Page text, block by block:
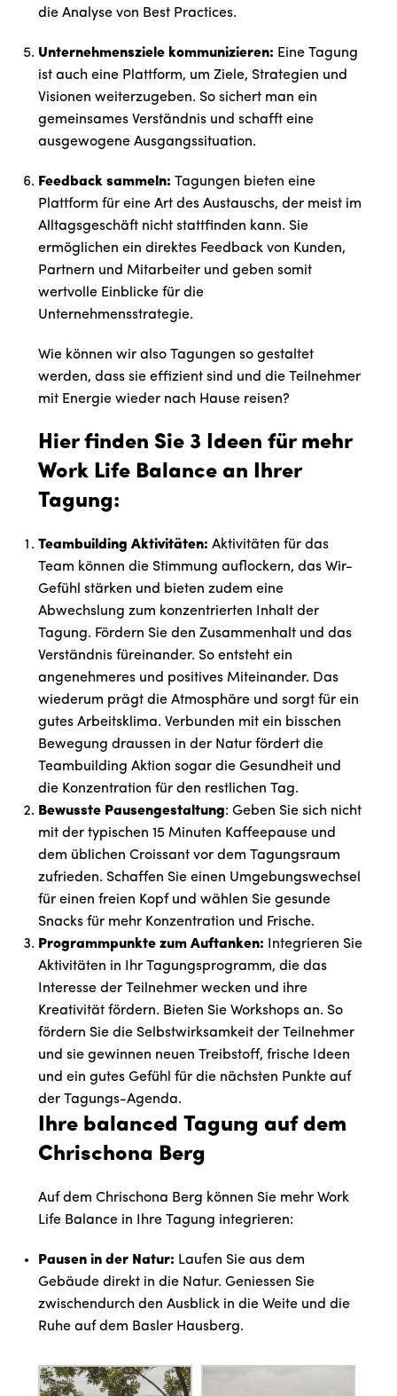
die Analyse von Best Practices.
Unternehmensziele kommunizieren: Eine Tagung
ist auch eine Plattform, um Ziele, Strategien und
Visionen weiterzugeben. So sichert man ein
gemeinsames Verständnis und schafft eine
ausgewogene Ausgangssituation.
Feedback sammeln: Tagungen bieten eine
Plattform für eine Art des Austauschs, der meist im
Alltagsgeschäft nicht stattfinden kann. Sie
ermöglichen ein direktes Feedback von Kunden,
Partnern und Mitarbeiter und geben somit
wertvolle Einblicke für die
Unternehmensstrategie.
Wie können wir also Tagungen so gestaltet
werden, dass sie effizient sind und die Teilnehmer
mit Energie wieder nach Hause reisen?
Hier finden Sie 3 Ideen für mehr
Work Life Balance an Ihrer
Tagung:
Teambuilding Aktivitäten: Aktivitäten für das
Team können die Stimmung auflockern, das Wir-
Gefühl stärken und bieten zudem eine
Abwechslung zum konzentrierten Inhalt der
Tagung. Fördern Sie den Zusammenhalt und das
Verständnis füreinander. So entsteht ein
angenehmeres und positives Miteinander. Das
wiederum prägt die Atmosphäre und sorgt für ein
gutes Arbeitsklima. Verbunden mit ein bisschen
Bewegung draussen in der Natur fördert die
Teambuilding Aktion sogar die Gesundheit und
die Konzentration für den restlichen Tag.
Bewusste Pausengestaltung: Geben Sie sich nicht
mit der typischen 15 Minuten Kaffeepause und
dem üblichen Croissant vor dem Tagungsraum
zufrieden. Schaffen Sie einen Umgebungswechsel
für einen freien Kopf und wählen Sie gesunde
Snacks für mehr Konzentration und Frische.
Programmpunkte zum Auftanken: Integrieren Sie
Aktivitäten in Ihr Tagungsprogramm, die das
Interesse der Teilnehmer wecken und ihre
Kreativität fördern. Bieten Sie Workshops an. So
fördern Sie die Selbstwirksamkeit der Teilnehmer
und sie gewinnen neuen Treibstoff, frische Ideen
und ein gutes Gefühl für die nächsten Punkte auf
der Tagungs-Agenda.
Ihre balanced Tagung auf dem
Chrischona Berg
Auf dem Chrischona Berg können Sie mehr Work
Life Balance in Ihre Tagung integrieren:
Pausen in der Natur: Laufen Sie aus dem
Gebäude direkt in die Natur. Geniessen Sie
zwischendurch den Ausblick in die Weite und die
Ruhe auf dem Basler Hausberg.